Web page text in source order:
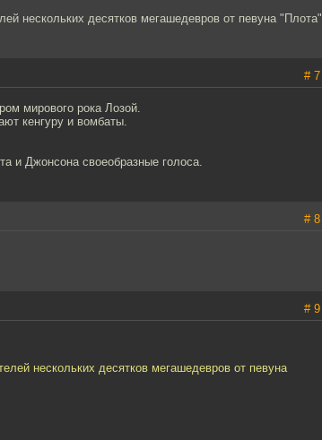
нескольких десятков мегашедевров от певуна "Плота"
# 7
мирового рока Лозой.
кенгуру и вомбаты.
и Джонсона своеобразные голоса.
# 8
# 9
нескольких десятков мегашедевров от певуна